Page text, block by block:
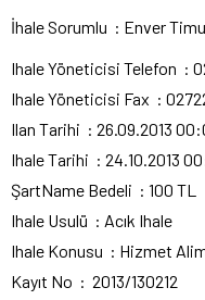
İhale Sorumlu : Enver
Ihale Yöneticisi Telefon :
Ihale Yöneticisi Fax :
Ilan Tarihi : 26.09.2013
Ihale Tarihi : 24.10.2013
ŞartName Bedeli : 100 TL
Ihale Usulü : Acık Ihale
Ihale Konusu : Hizmet
Kayıt No : 2013/130212